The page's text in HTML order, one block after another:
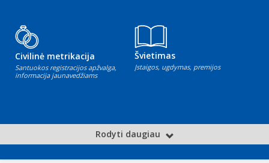
Civilinė metrikacija
Santuokos registracijos apžvalga,
informacija jaunavedžiams
Švietimas
Įstaigos, ugdymas, premijos
Rodyti daugiau